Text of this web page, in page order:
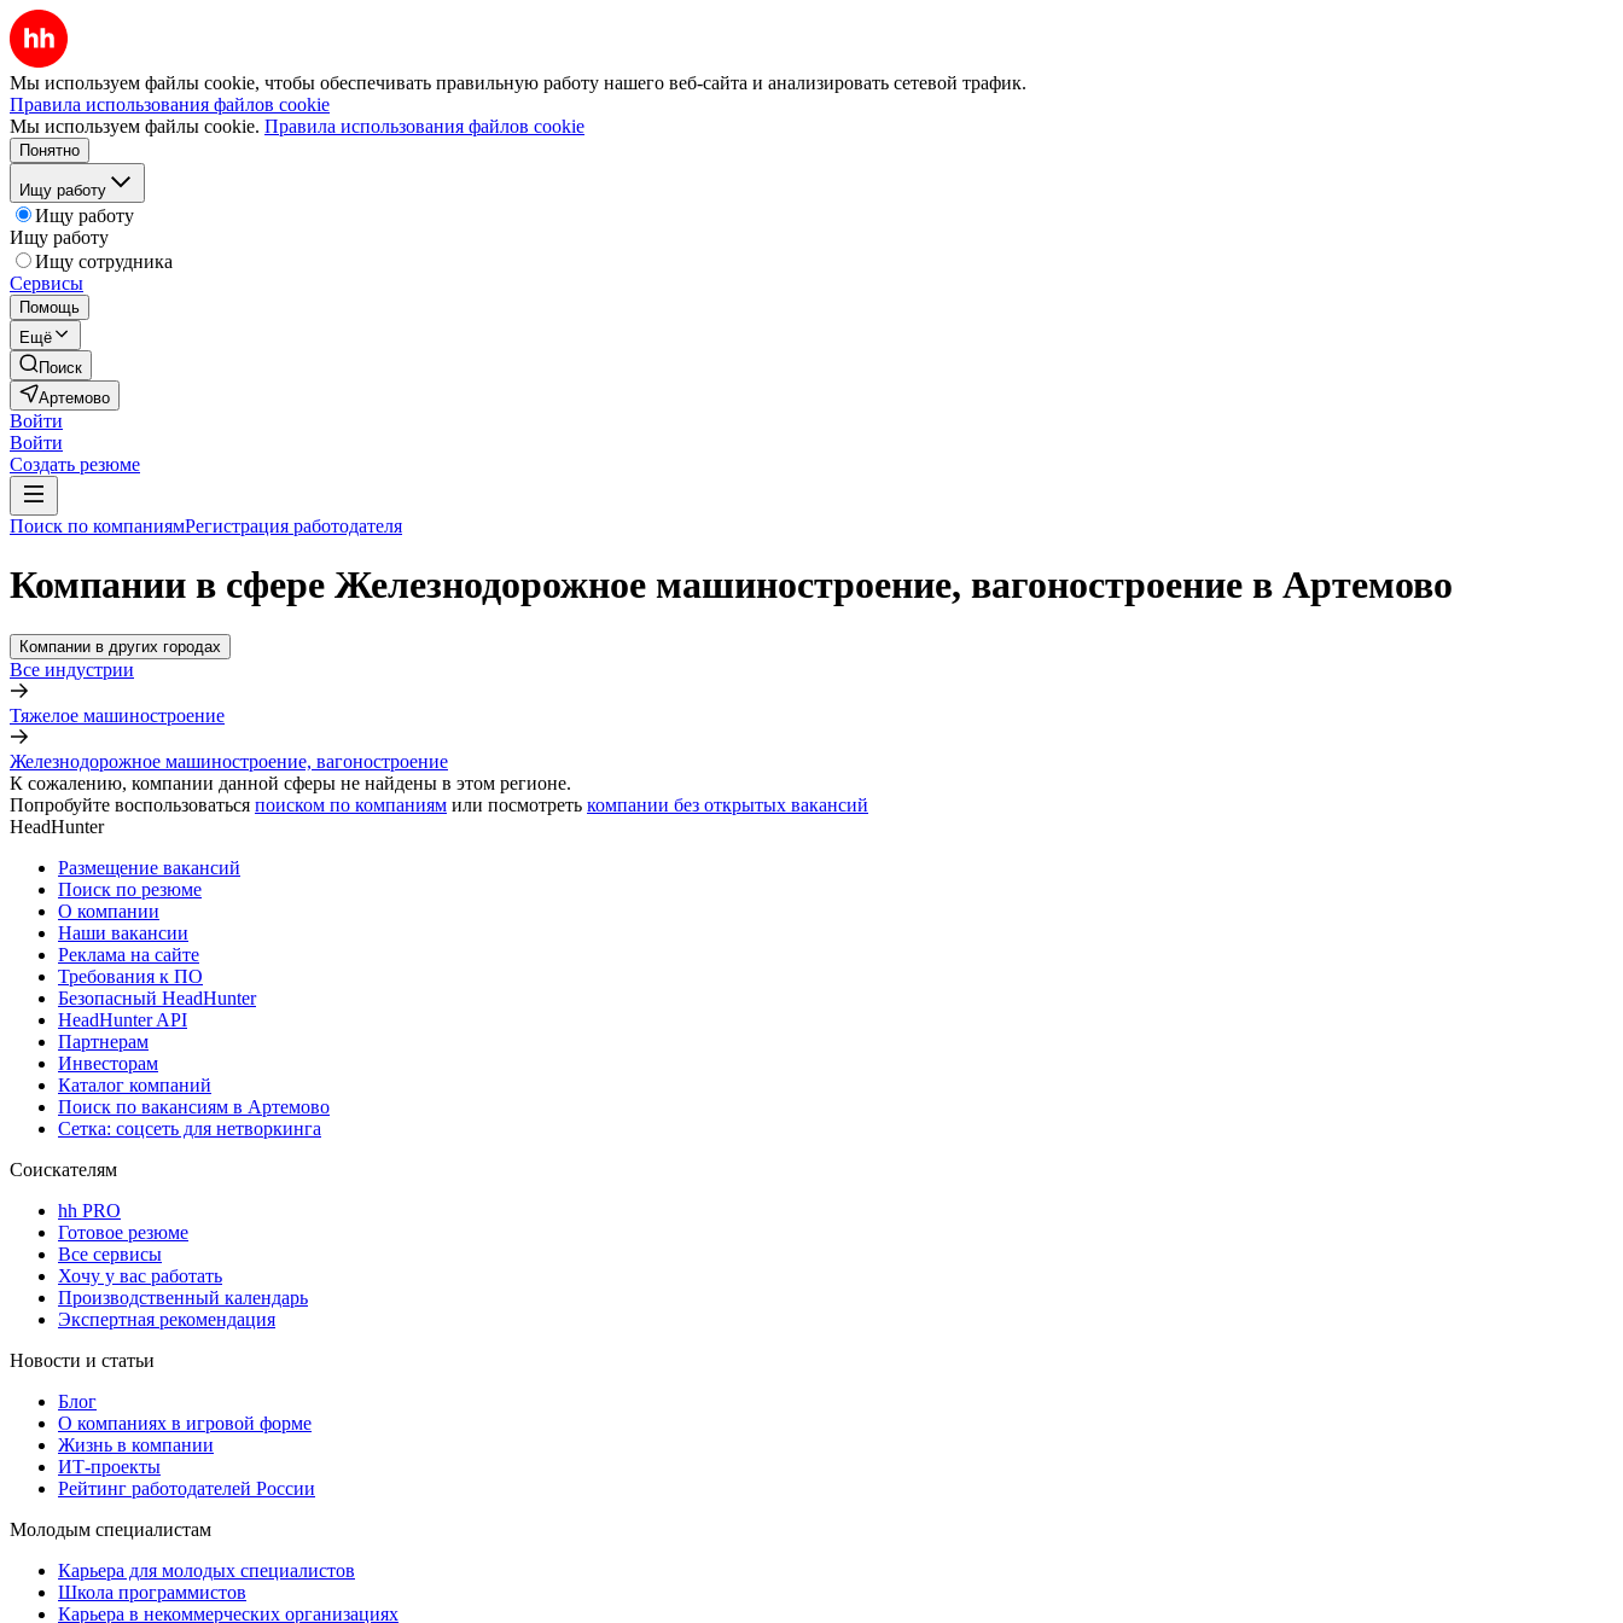
Мы используем файлы cookie, чтобы обеспечивать правильную работу нашего веб-сайта и анализировать сетевой трафик.
Правила использования файлов cookie
Мы используем файлы cookie. Правила использования файлов cookie
Понятно
Ищу работу
Ищу работу
Ищу работу
Ищу сотрудника
Сервисы
Помощь
Ещё
Поиск
Артемово
Войти
Войти
Создать резюме
Поиск по компаниямРегистрация работодателя
Компании в сфере Железнодорожное машиностроение, вагоностроение в Артемово
Компании в других городах
Все индустрии
Тяжелое машиностроение
Железнодорожное машиностроение, вагоностроение
К сожалению, компании данной сферы не найдены в этом регионе.
Попробуйте воспользоваться поиском по компаниям или посмотреть компании без открытых вакансий
HeadHunter
Размещение вакансий
Поиск по резюме
О компании
Наши вакансии
Реклама на сайте
Требования к ПО
Безопасный HeadHunter
HeadHunter API
Партнерам
Инвесторам
Каталог компаний
Поиск по вакансиям в Артемово
Сетка: соцсеть для нетворкинга
Соискателям
hh PRO
Готовое резюме
Все сервисы
Хочу у вас работать
Производственный календарь
Экспертная рекомендация
Новости и статьи
Блог
О компаниях в игровой форме
Жизнь в компании
ИТ-проекты
Рейтинг работодателей России
Молодым специалистам
Карьера для молодых специалистов
Школа программистов
Карьера в некоммерческих организациях